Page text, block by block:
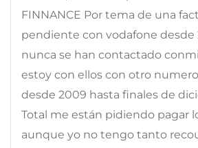
FINNANCE Por tema de una
pendiente con vodafone desde
nunca se han contactado
estoy con ellos con otro
desde 2009 hasta finales de
Total me están pidiendo pagar
aunque yo no tengo tanto